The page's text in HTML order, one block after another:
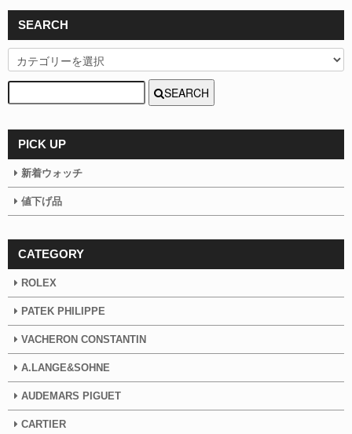
SEARCH
SEARCH
PICK UP
新着ウォッチ
値下げ品
CATEGORY
ROLEX
PATEK PHILIPPE
VACHERON CONSTANTIN
A.LANGE&SOHNE
AUDEMARS PIGUET
CARTIER